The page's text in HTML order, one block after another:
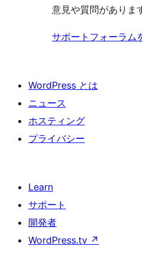
ー
ュ
ー
意見や質問がありま
サポートフォーラム
WordPress とは
ニュース
ホスティング
プライバシー
Learn
サポート
開発者
WordPress.tv ↗